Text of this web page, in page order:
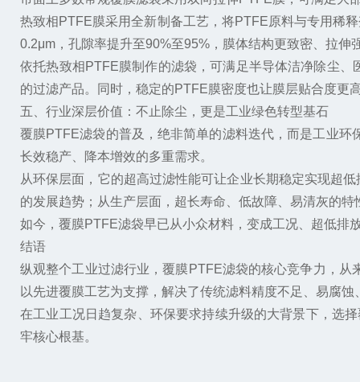
热致相PTFE膜采用全新制备工艺，将PTFE原料与专用稀
0.2μm，孔隙率提升至90%至95%，膜体结构更致密、拉
依托热致相PTFE膜制作的滤袋，可满足半导体洁净除尘
的过滤产品。同时，稳定的PTFE膜密度也让膜层贴合度更
五、行业深层价值：不止除尘，更是工业绿色转型基石
覆膜PTFE滤袋的普及，绝非简单的滤料迭代，而是工业环
长效稳产、降本增效的多重需求。
从环保层面，它的超高过滤性能可让企业长期稳定实现超
的发展趋势；从生产层面，超长寿命、低故障、易清灰的
如今，覆膜PTFE滤袋早已从小众材料，变成工况、超低排
结语
纵观整个工业过滤行业，覆膜PTFE滤袋的核心竞争力，从
以先进覆膜工艺为支撑，解决了传统滤料精度不足、易腐
在工业工况日趋复杂、环保要求持续升级的大背景下，选
牢核心根基。